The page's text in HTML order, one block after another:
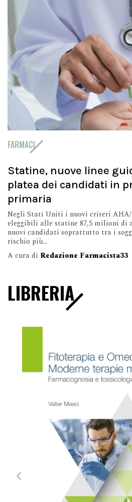
FARMACI
Statine, nuove linee
platea dei candidati in
primaria
Negli Stati Uniti i nuovi criteri AHA/
eleggibili alle statine 87,5 milioni di
nuovi candidati soprattutto tra i
rischio più...
A cura di Redazione Farmacista33
LIBRERIA